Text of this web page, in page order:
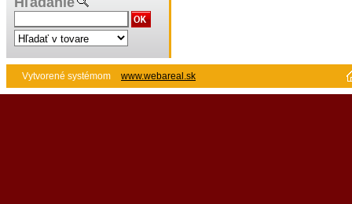
Vytvorené systémom www.webareal.sk